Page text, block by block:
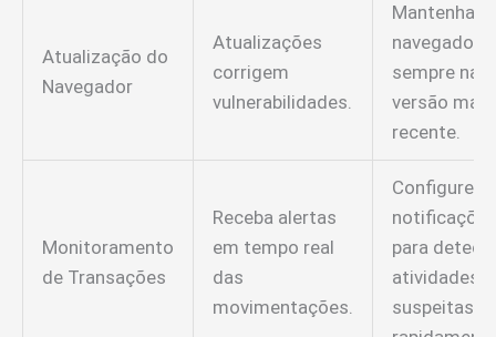
Atualização do
Navegador
Atualizações
corrigem
vulnerabilidades.
Mantenha o
navegador
sempre na
versão mais
recente.
Monitoramento
de Transações
Receba alertas
em tempo real
das
movimentações.
Configure
notificações
para
atividades
suspeitas